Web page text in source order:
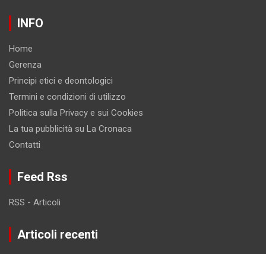
INFO
Home
Gerenza
Principi etici e deontologici
Termini e condizioni di utilizzo
Politica sulla Privacy e sui Cookies
La tua pubblicità su La Cronaca
Contatti
Feed Rss
RSS - Articoli
Articoli recenti